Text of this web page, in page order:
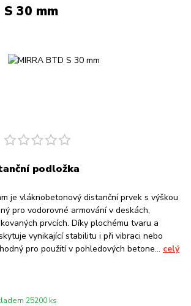
S 30 mm
podložka
je vláknobetonový distanční prvek s výškou
pro vodorovné armování v deskách,
prvcích. Díky plochému tvaru a
vynikající stabilitu i při vibraci nebo
pro použití v pohledových betone... celý
25200 ks